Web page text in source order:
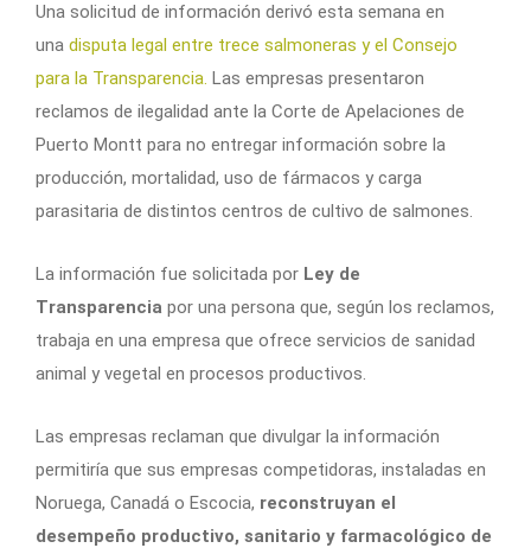
Una solicitud de información derivó esta semana en
una disputa legal entre trece salmoneras y el Consejo
para la Transparencia. Las empresas presentaron
reclamos de ilegalidad ante la Corte de Apelaciones de
Puerto Montt para no entregar información sobre la
producción, mortalidad, uso de fármacos y carga
parasitaria de distintos centros de cultivo de salmones.
La información fue solicitada por Ley de
Transparencia por una persona que, según los reclamos,
trabaja en una empresa que ofrece servicios de sanidad
animal y vegetal en procesos productivos.
Las empresas reclaman que divulgar la información
permitiría que sus empresas competidoras, instaladas en
Noruega, Canadá o Escocia, reconstruyan el
desempeño productivo, sanitario y farmacológico de